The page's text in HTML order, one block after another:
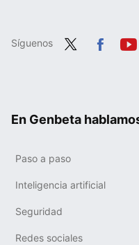
Síguenos
En Genbeta
Paso a paso
Inteligencia artificial
Seguridad
Redes sociales